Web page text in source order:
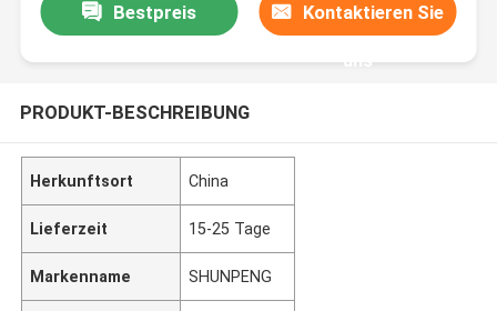
Bestpreis Kontaktieren Sie
uns
PRODUKT-BESCHREIBUNG
Herkunftsort China
Lieferzeit 15-25 Tage
Markenname SHUNPENG